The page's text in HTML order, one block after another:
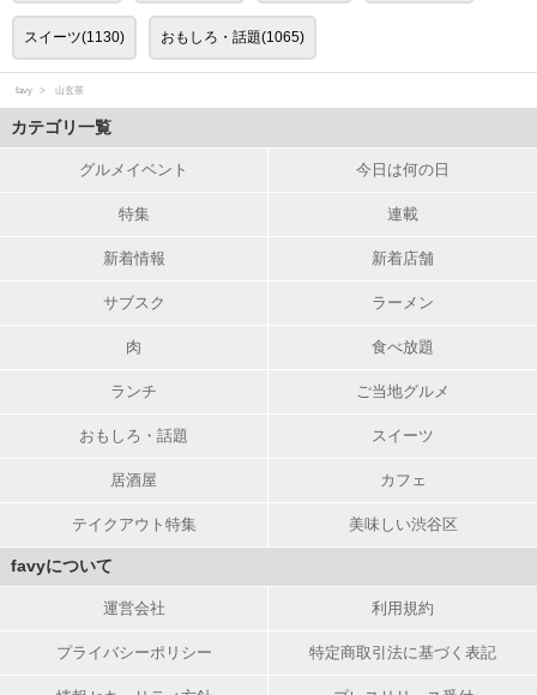
スイーツ(1130) おもしろ・話題(1065)
favy 山玄茶
カテゴリ一覧
グルメイベント 今日は何の日
特集 連載
新着情報 新着店舗
サブスク ラーメン
肉 食べ放題
ランチ ご当地グルメ
おもしろ・話題 スイーツ
居酒屋 カフェ
テイクアウト特集 美味しい渋谷区
favyについて
運営会社 利用規約
プライバシーポリシー 特定商取引法に基づく表記